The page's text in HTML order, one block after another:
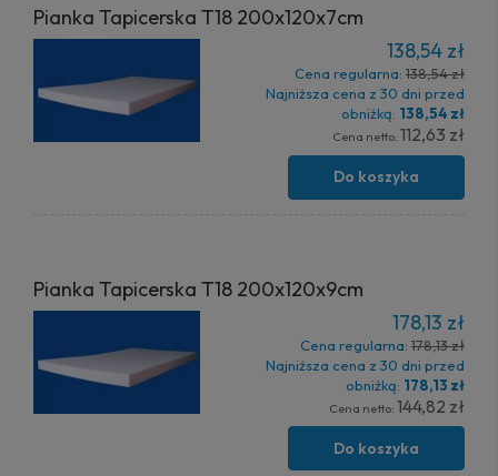
Pianka Tapicerska T18 200x120x7cm
138,54 zł
Cena regularna: 138,54 zł
Najniższa cena z 30 dni przed
obniżką: 138,54 zł
Cena netto: 112,63 zł
Do koszyka
Pianka Tapicerska T18 200x120x9cm
178,13 zł
Cena regularna: 178,13 zł
Najniższa cena z 30 dni przed
obniżką: 178,13 zł
Cena netto: 144,82 zł
Do koszyka